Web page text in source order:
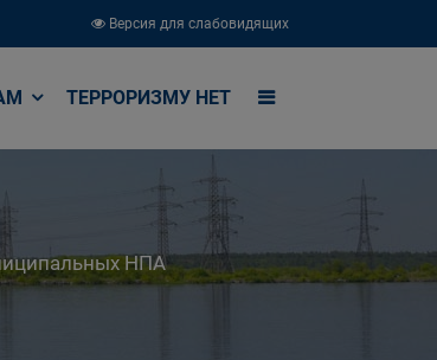
Версия для слабовидящих
ТЕРРОРИЗМУ НЕТ
НПА